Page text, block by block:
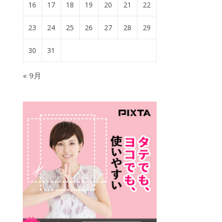
16 17 18 19 20 21 22
23 24 25 26 27 28 29
30 31
« 9月